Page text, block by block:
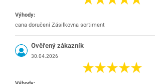
Výhody:
cana doručení Zásilkovna sortiment
Ověřený zákazník
30.04.2026